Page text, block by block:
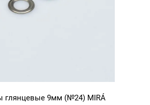
глянцевые 9мм (№24) MIRÁ